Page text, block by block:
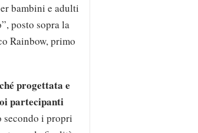
bambini e adulti
posto sopra la
Rainbow, primo
progettata e
partecipanti
secondo i propri